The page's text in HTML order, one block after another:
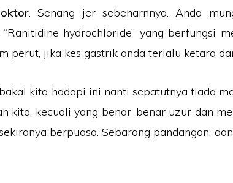
. Senang jer sebenarnnya. Anda
hydrochloride” yang berfungsi
perut, jika kes gastrik anda terlalu ketara
kita hadapi ini nanti sepatutnya tiada
kita, kecuali yang benar-benar uzur dan
berpuasa. Sebarang pandangan,